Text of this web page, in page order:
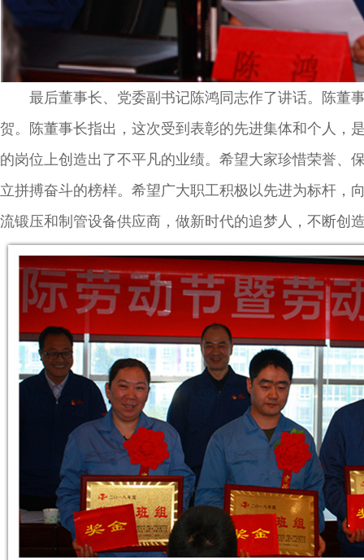
最后董事长、党委副书记陈鸿同志作了讲话。陈董事
贺。陈董事长指出，这次受到表彰的先进集体和个人，
的岗位上创造出了不平凡的业绩。希望大家珍惜荣誉、
立拼搏奋斗的榜样。希望广大职工积极以先进为标杆，
流锻压和制管设备供应商，做新时代的追梦人，不断创